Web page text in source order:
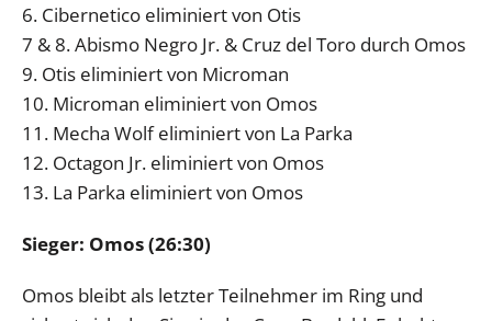
6. Cibernetico eliminiert von Otis
7 & 8. Abismo Negro Jr. & Cruz del Toro durch Omos
9. Otis eliminiert von Microman
10. Microman eliminiert von Omos
11. Mecha Wolf eliminiert von La Parka
12. Octagon Jr. eliminiert von Omos
13. La Parka eliminiert von Omos
Sieger: Omos (26:30)
Omos bleibt als letzter Teilnehmer im Ring und